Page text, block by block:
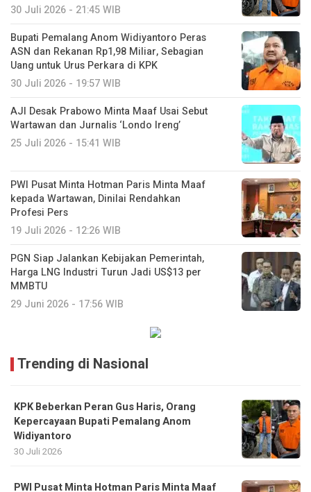
30 Juli 2026 - 21:45 WIB
Bupati Pemalang Anom Widiyantoro Peras
ASN dan Rekanan Rp1,98 Miliar, Sebagian
Uang untuk Urus Perkara di KPK
30 Juli 2026 - 19:57 WIB
AJI Desak Prabowo Minta Maaf Usai Sebut
Wartawan dan Jurnalis ‘Londo Ireng’
25 Juli 2026 - 15:41 WIB
PWI Pusat Minta Hotman Paris Minta Maaf
kepada Wartawan, Dinilai Rendahkan
Profesi Pers
19 Juli 2026 - 12:26 WIB
PGN Siap Jalankan Kebijakan Pemerintah,
Harga LNG Industri Turun Jadi US$13 per
MMBTU
29 Juni 2026 - 17:56 WIB
Trending di Nasional
KPK Beberkan Peran Gus Haris, Orang
Kepercayaan Bupati Pemalang Anom
Widiyantoro
30 Juli 2026
PWI Pusat Minta Hotman Paris Minta Maaf